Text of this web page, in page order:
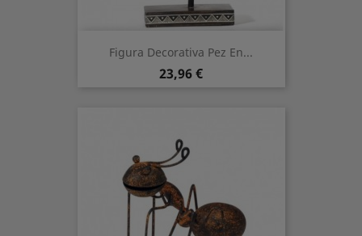
Figura Decorativa Pez En...
Prezzo
23,96 €